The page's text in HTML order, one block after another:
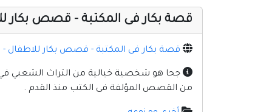
قصة بكار فى المكتبة - قصص بكار
قصة بكار فى المكتبة - قصص بكار للاطفال
جحا هو شخصية خيالية من التراث الشعبي
من القصص المؤلفة فى الكتب منذ القدم .